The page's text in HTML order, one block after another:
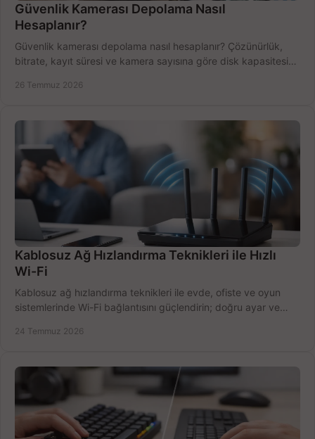
Güvenlik Kamerası Depolama Nasıl
Hesaplanır?
Güvenlik kamerası depolama nasıl hesaplanır? Çözünürlük,
bitrate, kayıt süresi ve kamera sayısına göre disk kapasitesini
26 Temmuz 2026
Kablosuz Ağ Hızlandırma Teknikleri ile Hızlı
Wi-Fi
Kablosuz ağ hızlandırma teknikleri ile evde, ofiste ve oyun
sistemlerinde Wi-Fi bağlantısını güçlendirin; doğru ayar ve
24 Temmuz 2026